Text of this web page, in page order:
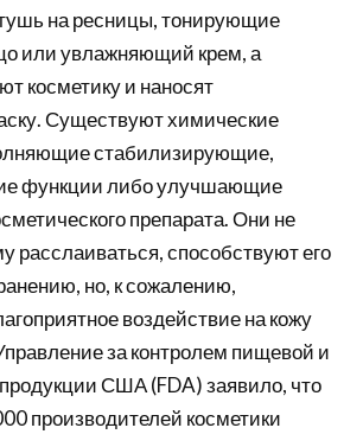
на ресницы, тонирующие
или увлажняющий крем, а
косметику и наносят
Существуют химические
стабилизирующие,
функции либо улучшающие
препарата. Они не
расслаиваться, способствуют его
но, к сожалению,
воздействие на кожу
за контролем пищевой и
США (FDA) заявило, что
производителей косметики